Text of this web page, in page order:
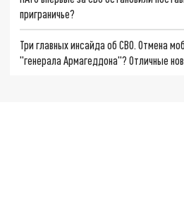
приграничье?
Три главных инсайда об СВО. Отмена
"генерала Армагеддона"? Отличные